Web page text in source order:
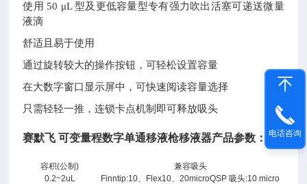
使用 50 μL 型及更低容量型专有强力吹出活塞可递送微量
液滴
舒适且易于使用
通过旋转较大的操作按钮，可轻松设置容量
在大数字窗口显示屏中，可快速阅读容量选择
只需轻轻一推，连锁卡点机制即可释放吸头
赛默飞 可变量程数字单通移液枪移液器产品参数：
容积(公制)
兼容吸头
0.2~2uL
Finntip:10、Flex10、20microQSP 吸头:10 micro
电话咨询